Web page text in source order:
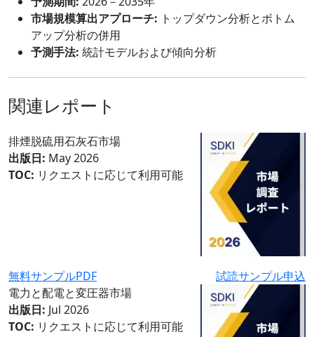
市場規模算出アプローチ: トップダウン分析とボトム
アップ分析の併用
予測手法: 統計モデルおよび傾向分析
関連レポート
排煙脱硫用石灰石市場
出版日: May 2026
TOC: リクエストに応じて利用可能
無料サンプルPDF
試読サンプル申込
電力と配電と変圧器市場
出版日: Jul 2026
TOC: リクエストに応じて利用可能